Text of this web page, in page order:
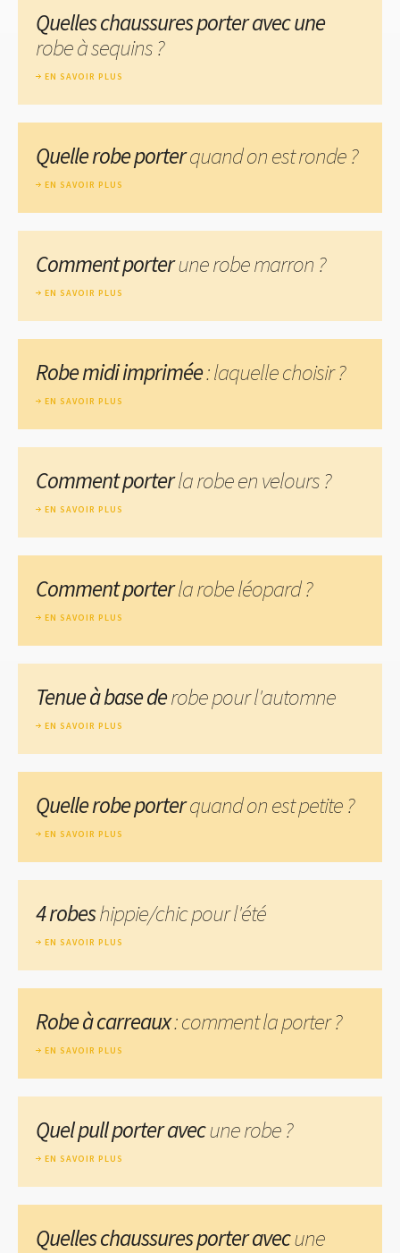
Quelles chaussures porter avec une
robe à sequins ?
EN SAVOIR PLUS
Quelle robe porterquand on est ronde ?
EN SAVOIR PLUS
Comment porterune robe marron ?
EN SAVOIR PLUS
Robe midi imprimée: laquelle choisir ?
EN SAVOIR PLUS
Comment porterla robe en velours ?
EN SAVOIR PLUS
Comment porterla robe léopard ?
EN SAVOIR PLUS
Tenue à base derobe pour l'automne
EN SAVOIR PLUS
Quelle robe porterquand on est petite ?
EN SAVOIR PLUS
4 robeshippie/chic pour l'été
EN SAVOIR PLUS
Robe à carreaux: comment la porter ?
EN SAVOIR PLUS
Quel pull porter avecune robe ?
EN SAVOIR PLUS
Quelles chaussures porter avecune